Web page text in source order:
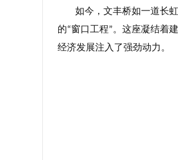
如今，文丰桥如一道长
的“窗口工程”。这座凝结着
经济发展注入了强劲动力。